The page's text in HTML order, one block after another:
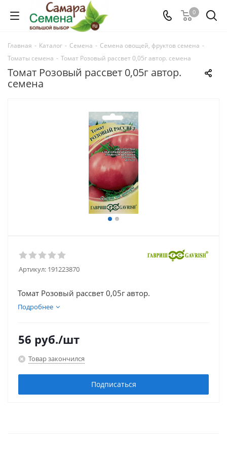
0
Главная - Каталог - Семена - Семена овощей, фруктов семена -
Томаты семена - Томат Розовый рассвет 0,05г автор. семена
Томат Розовый рассвет 0,05г автор.
семена
Артикул: 191223870
Томат Розовый рассвет 0,05г автор.
Подробнее
56 руб./шт
Товар закончился
Подписаться